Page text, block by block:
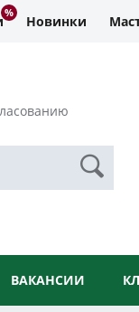
Новинки
ВАКАНСИИ